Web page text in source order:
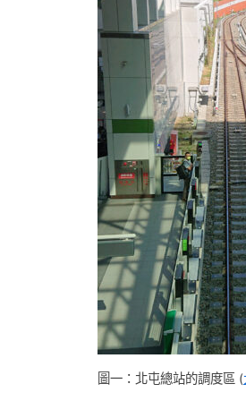
圖一：北屯總站的調度區 (